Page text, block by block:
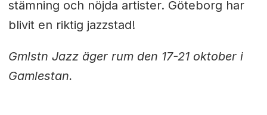
stämning och nöjda artister. Göteborg har
blivit en riktig jazzstad!
Gmlstn Jazz äger rum den 17-21 oktober i
Gamlestan.